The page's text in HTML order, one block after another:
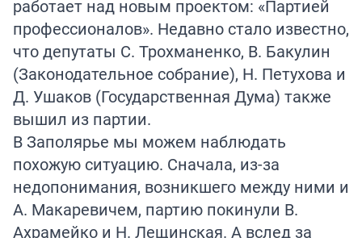
работает над новым проектом: «Партией
профессионалов». Недавно стало известно,
что депутаты С. Трохманенко, В. Бакулин
(Законодательное собрание), Н. Петухова и
Д. Ушаков (Государственная Дума) также
вышил из партии.
В Заполярье мы можем наблюдать
похожую ситуацию. Сначала, из-за
недопонимания, возникшего между ними и
А. Макаревичем, партию покинули В.
Ахрамейко и Н. Лещинская. А вслед за